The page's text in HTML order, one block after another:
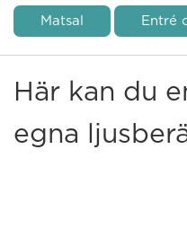
Matsal Entré
Här kan du
egna